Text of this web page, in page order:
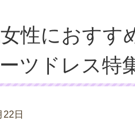
性におすす
ツドレス特
22日